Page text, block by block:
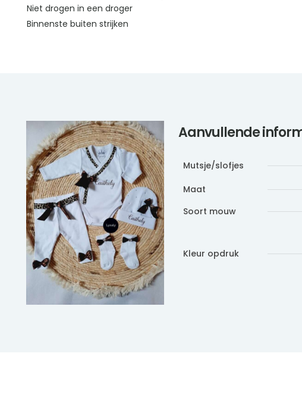
Niet drogen in een droger
Binnenste buiten strijken
Aanvullende
Mutsje/slofjes
Maat
Soort mouw
Kleur opdruk